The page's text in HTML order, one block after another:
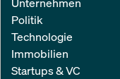
Politik
Technologie
Immobilien
Startups & VC